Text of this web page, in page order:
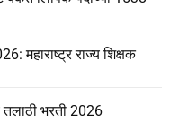
राज्य शिक्षक
भरती 2026